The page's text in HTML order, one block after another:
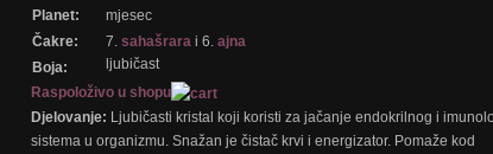
Planet:
mjesec
Čakre:
7. sahašrara i 6. ajna
Boja:
ljubičast
Raspoloživo u shopu
Djelovanje: Ljubičasti kristal koji koristi za jačanje endokrilnog i
sistema u organizmu. Snažan je čistač krvi i energizator. Pomaže kod